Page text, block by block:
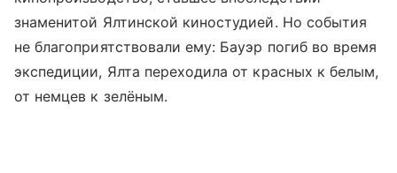
знаменитой Ялтинской киностудией. Но события
не благоприятствовали ему: Бауэр погиб во время
экспедиции, Ялта переходила от красных к белым,
от немцев к зелёным.